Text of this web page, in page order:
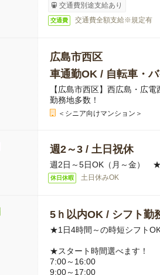
交通費別途支給あり
交通費 交通費全額支給※規定有
広島市西区
車通勤OK / 自転車・
【広島市西区】西広島・広
勤務地多数！
＜シニア向けマンション＞
週2～3 / 土日祝休
週2日～5日OK（月～金）
休日休暇 土日休みOK
5ｈ以内OK / シフト勤
★1日4時間～の時短シフト
★スタート時間選べます！
7:00～16:00
9:00～17:00